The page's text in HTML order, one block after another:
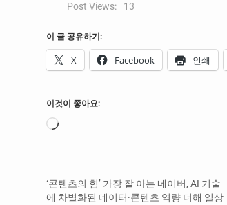
Post Views: 13
이 글 공유하기:
X Facebook 인쇄
이것이 좋아요:
로
‘콘텐츠의 힘’ 가장 잘 아는 네이버, AI 기술
에 차별화된 데이터·콘텐츠 역량 더해 일상